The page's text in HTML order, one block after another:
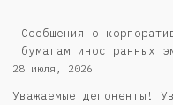
Сообщения о
бумагам иностранных
28 июля, 2026
Уважаемые депоненты!